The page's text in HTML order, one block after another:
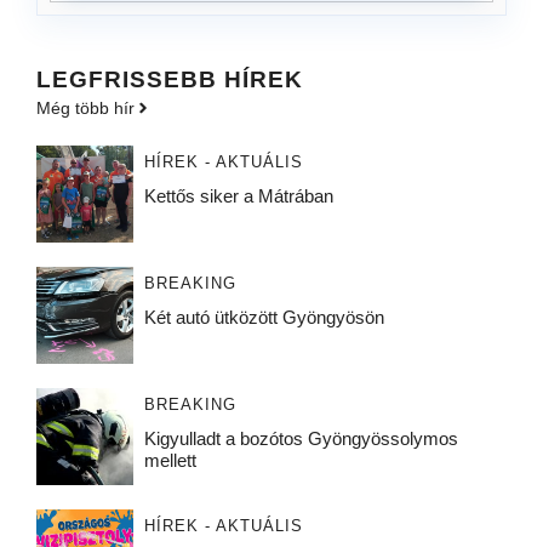
LEGFRISSEBB HÍREK
Még több hír
HÍREK - AKTUÁLIS
Kettős siker a Mátrában
BREAKING
Két autó ütközött Gyöngyösön
BREAKING
Kigyulladt a bozótos Gyöngyössolymos
mellett
HÍREK - AKTUÁLIS